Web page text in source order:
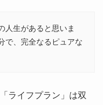
人生があると思いま
で、完全なるピュアな
ライフプラン」は双